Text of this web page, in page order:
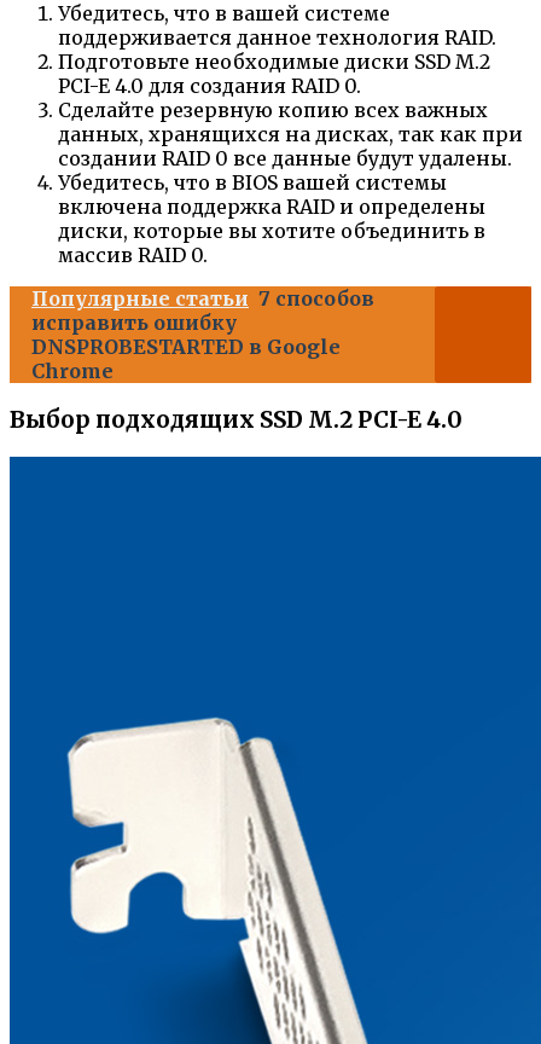
Убедитесь, что в вашей системе
поддерживается данное технология RAID.
Подготовьте необходимые диски SSD M.2
PCI-E 4.0 для создания RAID 0.
Сделайте резервную копию всех важных
данных, хранящихся на дисках, так как при
создании RAID 0 все данные будут удалены.
Убедитесь, что в BIOS вашей системы
включена поддержка RAID и определены
диски, которые вы хотите объединить в
массив RAID 0.
Популярные статьи 7 способов
исправить ошибку
DNSPROBESTARTED в Google
Chrome
Выбор подходящих SSD M.2 PCI-E 4.0